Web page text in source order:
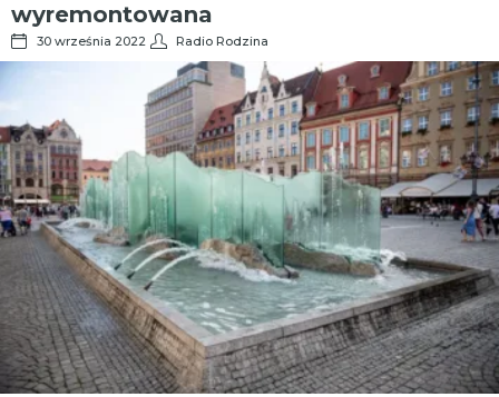
wyremontowana
30 września 2022 Radio Rodzina